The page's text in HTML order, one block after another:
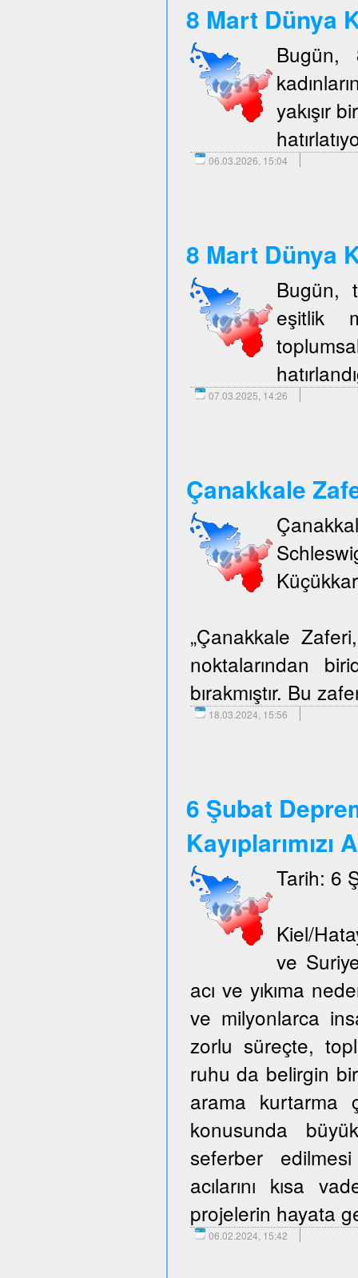
8 Mart Dünya
Bugün,
yakışır
06.03.2026, 15:04
8 Mart Dünya
Bugün,
eşitlik
07.03.2025, 14:26
Çanakkale
„Çanakkale
noktalarından
bırakmıştır. Bu
18.03.2024, 15:56
6 Şubat
Kayıplarımızı
Tarih: 6
Kiel/
ve
acı ve yıkıma
ve milyonlarca
zorlu süreçte,
ruhu da belirgin bir
arama kurtarma
konusunda
seferber
acılarını kısa
projelerin hayata
06.02.2024, 15:42